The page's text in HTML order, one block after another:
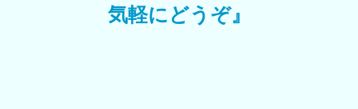
気軽にどうぞ』